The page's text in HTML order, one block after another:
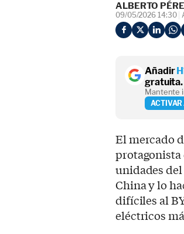
ALBERTO
09/05/2026 14:30
Añadir
gratuita.
Mantente
ACTIVAR
El mercado
protagonista
unidades del
China y lo
difíciles al
eléctricos